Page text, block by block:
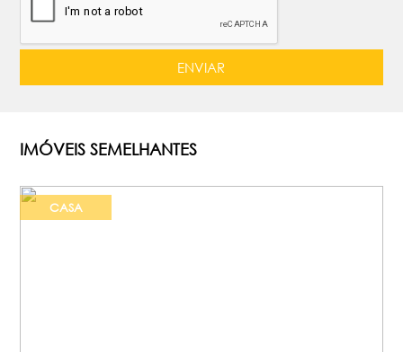
IMÓVEIS SEMELHANTES
CASA